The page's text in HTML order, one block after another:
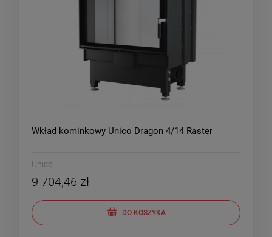
Wkład kominkowy Unico Dragon 4/14 Raster
Unico
9 704,46 zł
DO KOSZYKA